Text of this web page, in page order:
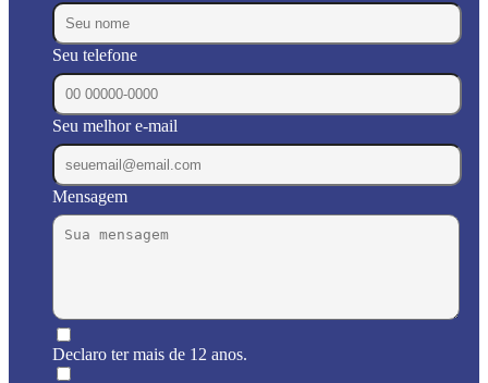
Seu telefone
Seu melhor e-mail
Mensagem
Declaro ter mais de 12 anos.